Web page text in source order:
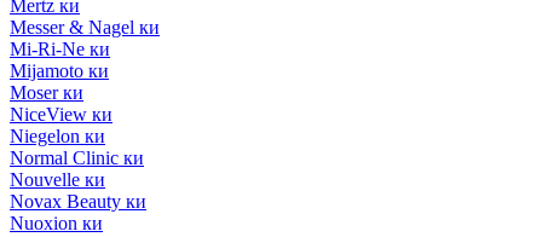
Mertz ки
Messer & Nagel ки
Mi-Ri-Ne ки
Mijamoto ки
Moser ки
NiceView ки
Niegelon ки
Normal Clinic ки
Nouvelle ки
Novax Beauty ки
Nuoxion ки